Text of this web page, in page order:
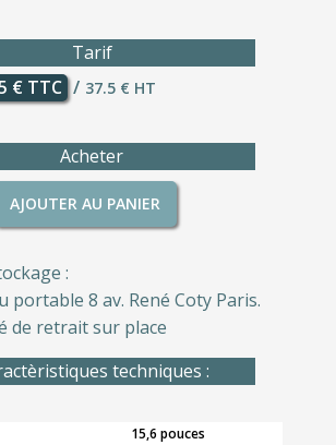
Tarif
€ TTC / 37.5 € HT
Acheter
AJOUTER AU PANIER
:
portable 8 av. René Coty Paris.
de retrait sur place
techniques :
15,6 pouces